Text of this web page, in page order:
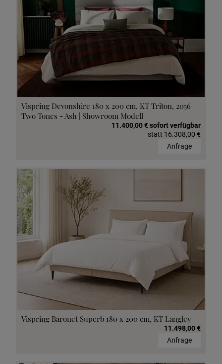
Vispring Devonshire 180 x 200 cm, KT Triton, 2056
Two Tones - Ash | Showroom Modell
11.400,00 € sofort verfügbar
statt 16.308,00 €
Anfrage
Vispring Baronet Superb 180 x 200 cm, KT Langley
11.498,00 €
Anfrage